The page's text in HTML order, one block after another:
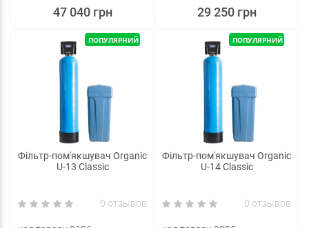
47 040 грн 29 250 грн
ПОПУЛЯРНИЙ
Фільтр-пом'якшувач Organic
U-13 Classic
0 отзывов
ПОПУЛЯРНИЙ
Фільтр-пом'якшувач Organic
U-14 Classic
0 отзывов